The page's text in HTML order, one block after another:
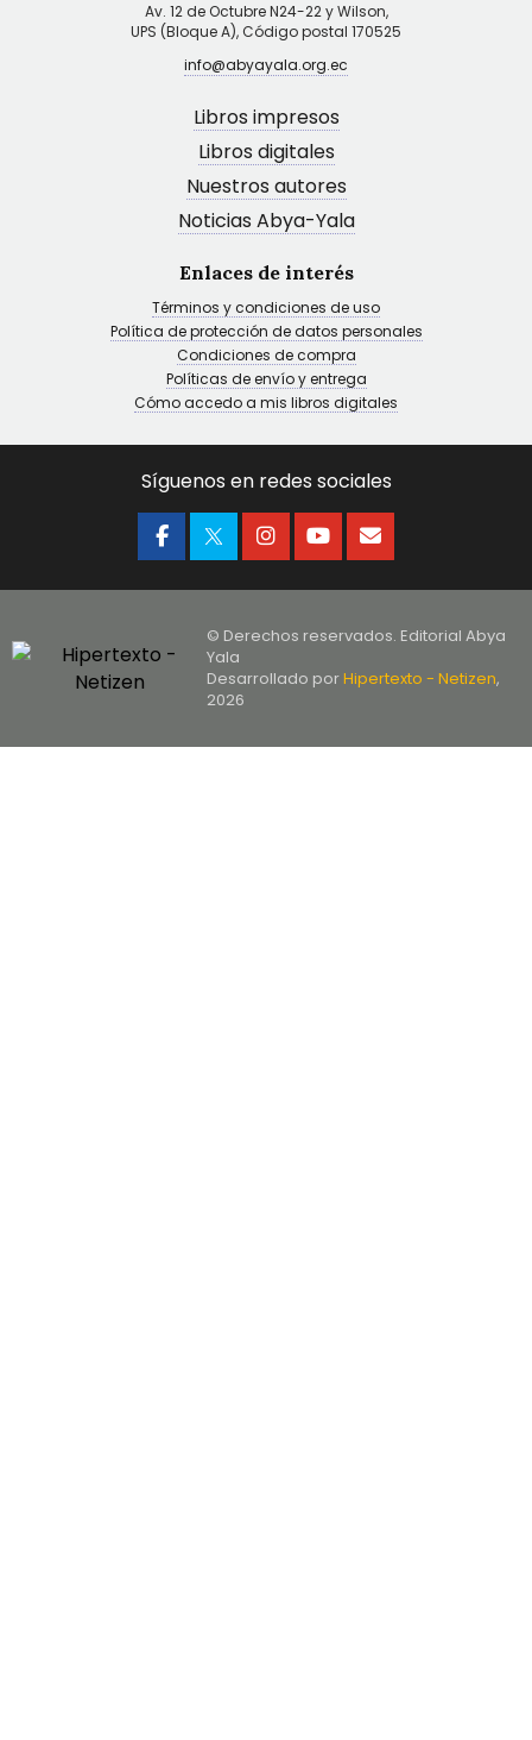
Av. 12 de Octubre N24-22 y Wilson,
UPS (Bloque A), Código postal 170525
info@abyayala.org.ec
Libros impresos
Libros digitales
Nuestros autores
Noticias Abya-Yala
Enlaces de interés
Términos y condiciones de uso
Política de protección de datos personales
Condiciones de compra
Políticas de envío y entrega
Cómo accedo a mis libros digitales
Síguenos en redes sociales
© Derechos reservados. Editorial Abya
Yala
Desarrollado porHipertexto - Netizen,
2026